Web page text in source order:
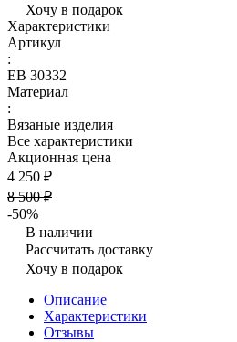
Хочу в подарок
Характеристики
Артикул
:
ЕВ 30332
Материал
:
Вязаные изделия
Все характеристики
Акционная цена
4 250 ₽
8 500 ₽
-50%
В наличии
Рассчитать доставку
Хочу в подарок
Описание
Характеристики
Отзывы